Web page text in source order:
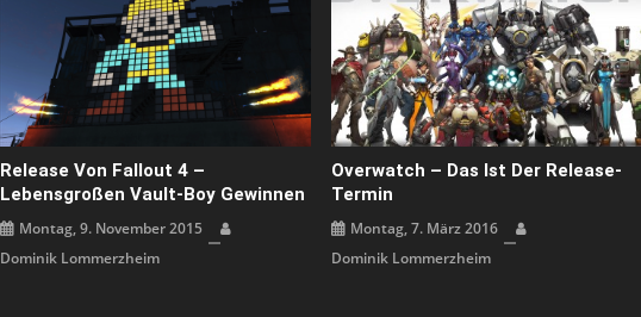
Release Von Fallout 4 –
Lebensgroßen Vault-Boy Gewinnen
Montag, 9. November 2015
Dominik Lommerzheim
Overwatch – Das Ist Der Release-
Termin
Montag, 7. März 2016
Dominik Lommerzheim